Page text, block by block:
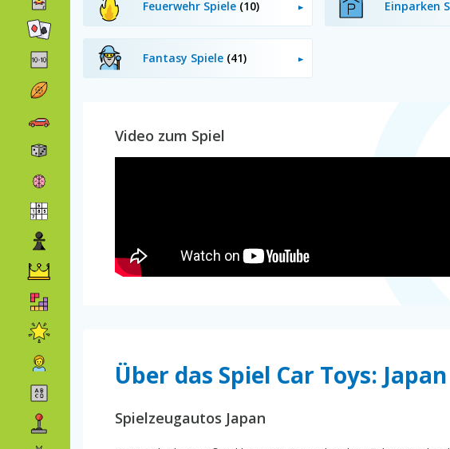
Feuerwehr Spiele (10) Einparken
Fantasy Spiele (41)
Video zum Spiel
Über das Spiel Car Toys: Japan
Spielzeugautos Japan